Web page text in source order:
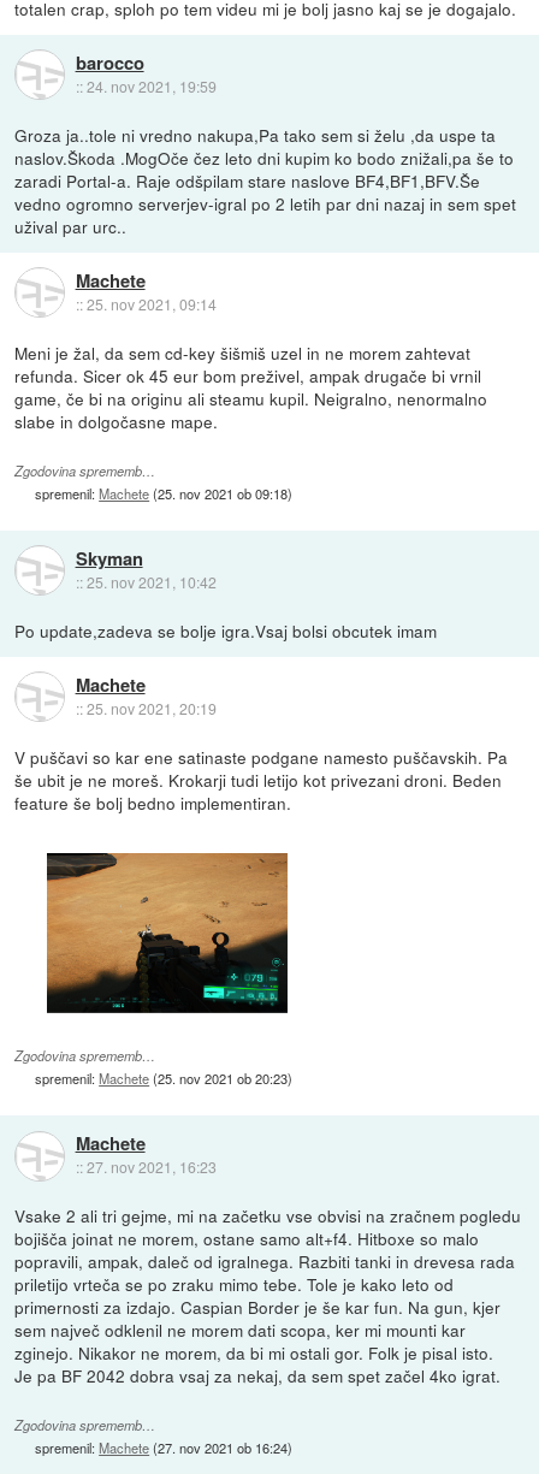
totalen crap, sploh po tem videu mi je bolj jasno kaj se je dogajalo.
barocco
::24. nov 2021, 19:59
Groza ja..tole ni vredno nakupa,Pa tako sem si želu ,da uspe ta
naslov.Škoda .MogOče čez leto dni kupim ko bodo znižali,pa še to
zaradi Portal-a. Raje odšpilam stare naslove BF4,BF1,BFV.Še
vedno ogromno serverjev-igral po 2 letih par dni nazaj in sem spet
užival par urc..
Machete
::25. nov 2021, 09:14
Meni je žal, da sem cd-key šišmiš uzel in ne morem zahtevat
refunda. Sicer ok 45 eur bom preživel, ampak drugače bi vrnil
game, če bi na originu ali steamu kupil. Neigralno, nenormalno
slabe in dolgočasne mape.
Zgodovina sprememb…
spremenil:Machete(25. nov 2021 ob 09:18)
Skyman
::25. nov 2021, 10:42
Po update,zadeva se bolje igra.Vsaj bolsi obcutek imam
Machete
::25. nov 2021, 20:19
V puščavi so kar ene satinaste podgane namesto puščavskih. Pa
še ubit je ne moreš. Krokarji tudi letijo kot privezani droni. Beden
feature še bolj bedno implementiran.
Zgodovina sprememb…
spremenil:Machete(25. nov 2021 ob 20:23)
Machete
::27. nov 2021, 16:23
Vsake 2 ali tri gejme, mi na začetku vse obvisi na zračnem pogledu
bojišča joinat ne morem, ostane samo alt+f4. Hitboxe so malo
popravili, ampak, daleč od igralnega. Razbiti tanki in drevesa rada
priletijo vrteča se po zraku mimo tebe. Tole je kako leto od
primernosti za izdajo. Caspian Border je še kar fun. Na gun, kjer
sem največ odklenil ne morem dati scopa, ker mi mounti kar
zginejo. Nikakor ne morem, da bi mi ostali gor. Folk je pisal isto.
Je pa BF 2042 dobra vsaj za nekaj, da sem spet začel 4ko igrat.
Zgodovina sprememb…
spremenil:Machete(27. nov 2021 ob 16:24)